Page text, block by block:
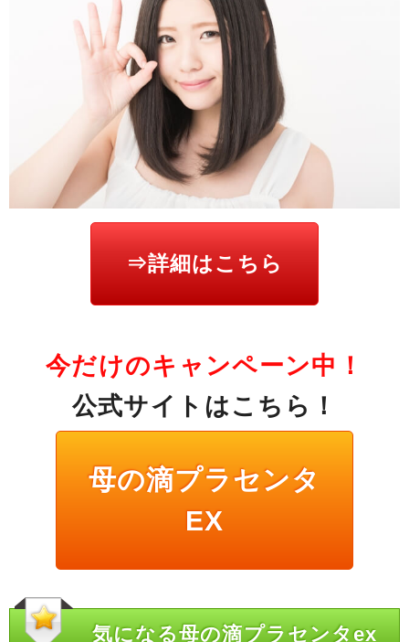
⇒詳細はこちら
今だけのキャンペーン中！
公式サイトはこちら！
母の滴プラセンタ
EX
気になる母の滴プラセンタex